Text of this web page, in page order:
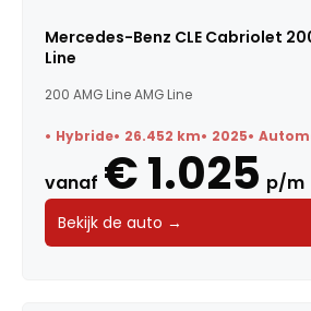
Mercedes-Benz CLE Cabriolet
Line
200 AMG Line AMG Line
Hybride 26.452 km 2025
vanaf € 1.025 p/m
Bekijk de auto →